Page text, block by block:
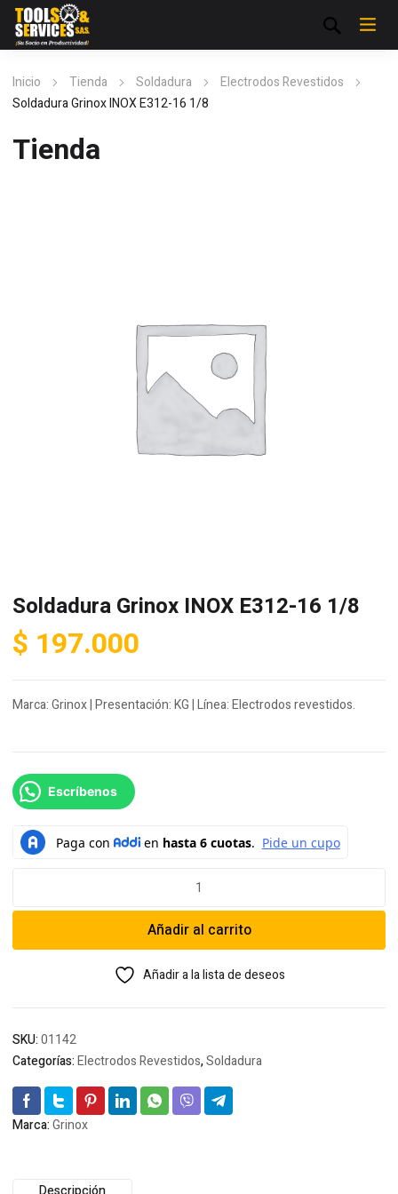
Inicio Tienda Soldadura
Electrodos Revestidos
Soldadura Grinox INOX E312-16 1/8
Tienda
Soldadura Grinox INOX E312-16 1/8
$ 197.000
Marca: Grinox | Presentación: KG | Línea: Electrodos revestidos.
Escríbenos
INOX
16
Añadir al carrito
Añadir a la lista de deseos
SKU:01142
Categorías:Electrodos Revestidos,Soldadura
Marca:Grinox